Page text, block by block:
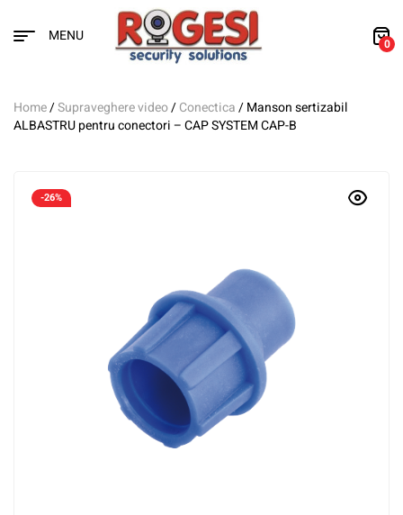
MENU 0
Home/Supraveghere video/Conectica/ Manson sertizabil
ALBASTRU pentru conectori – CAP SYSTEM CAP-B
-26%